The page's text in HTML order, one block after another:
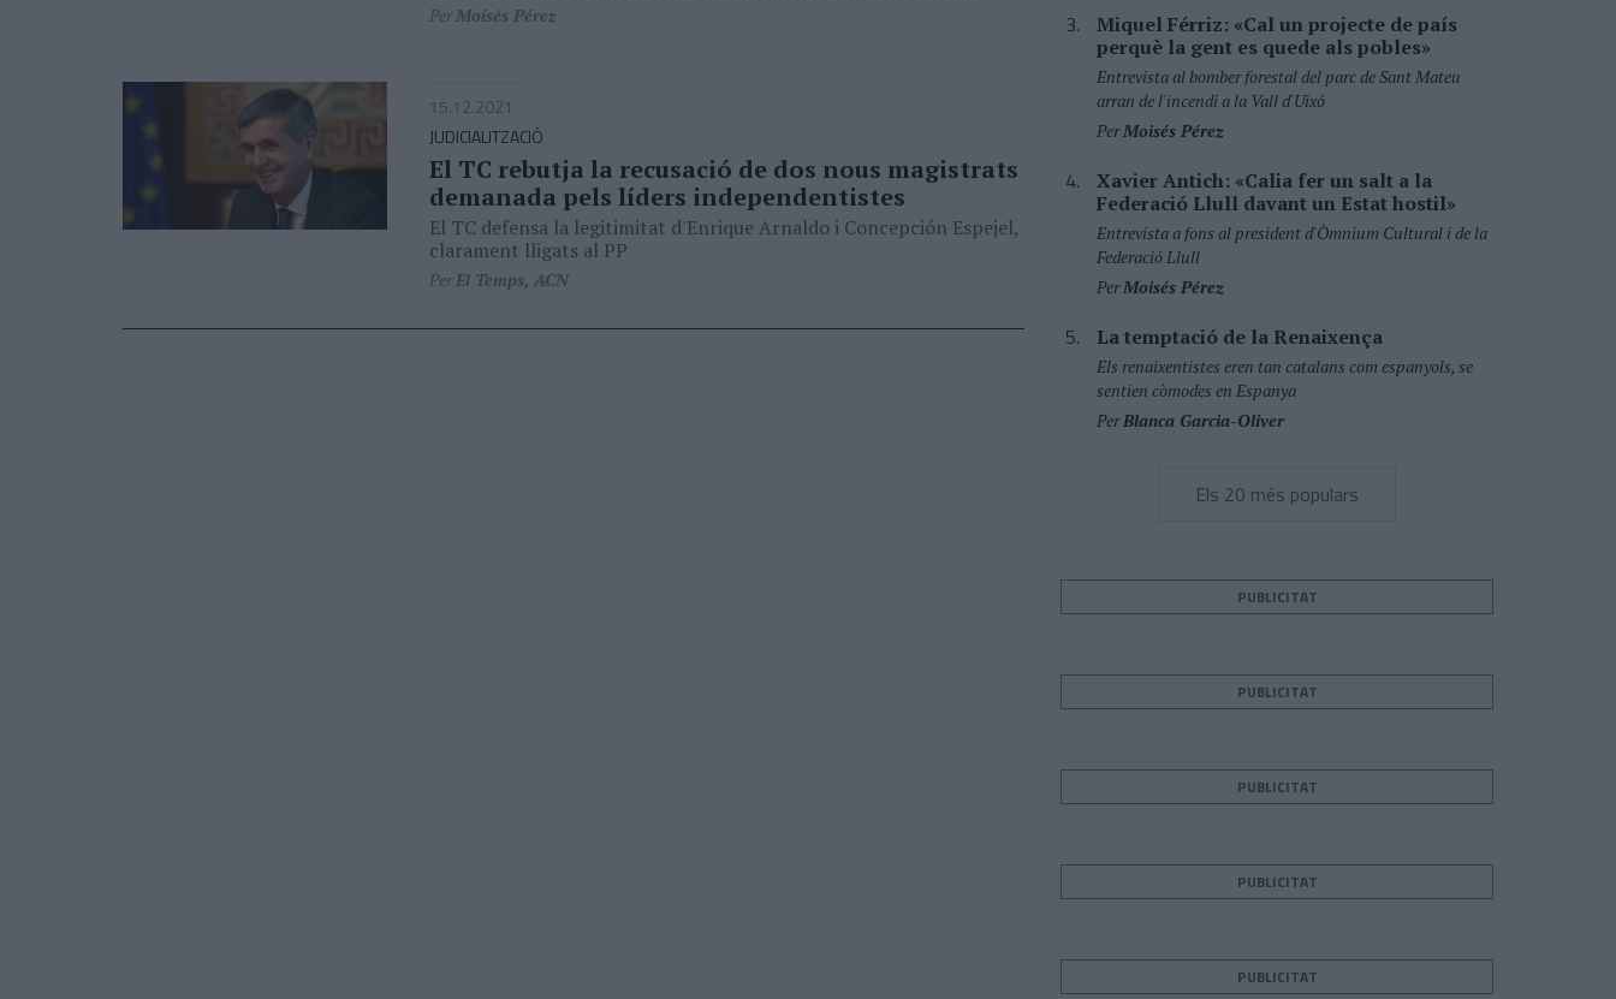
PerMoisés Pérez
15.12.2021
JUDICIALITZACIÓ
El TC rebutja la recusació de dos nous magistrats
demanada pels líders independentistes
El TC defensa la legitimitat d'Enrique Arnaldo i Concepción Espejel,
clarament lligats al PP
PerEl Temps, ACN
Miquel Férriz: «Cal un projecte de país
perquè la gent es quede als pobles»
Entrevista al bomber forestal del parc de Sant Mateu
arran de l'incendi a la Vall d'Uixó
PerMoisés Pérez
Xavier Antich: «Calia fer un salt a la
Federació Llull davant un Estat hostil»
Entrevista a fons al president d'Òmnium Cultural i de la
Federació Llull
PerMoisés Pérez
La temptació de la Renaixença
Els renaixentistes eren tan catalans com espanyols, se
sentien còmodes en Espanya
PerBlanca Garcia-Oliver
Els 20 més populars
PUBLICITAT
PUBLICITAT
PUBLICITAT
PUBLICITAT
PUBLICITAT